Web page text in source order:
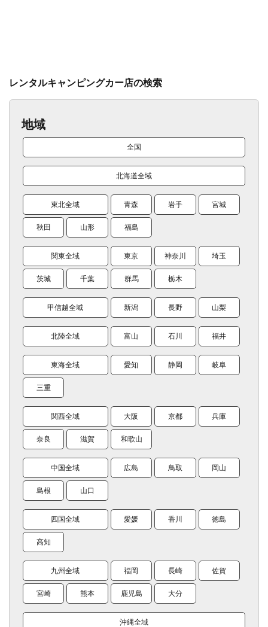
レンタルキャンピングカー店の検索
地域
全国
北海道全域
東北全域 青森 岩手 宮城
秋田 山形 福島
関東全域 東京 神奈川 埼玉
茨城 千葉 群馬 栃木
甲信越全域 新潟 長野 山梨
北陸全域 富山 石川 福井
東海全域 愛知 静岡 岐阜
三重
関西全域 大阪 京都 兵庫
奈良 滋賀 和歌山
中国全域 広島 鳥取 岡山
島根 山口
四国全域 愛媛 香川 徳島
高知
九州全域 福岡 長崎 佐賀
宮崎 熊本 鹿児島 大分
沖縄全域